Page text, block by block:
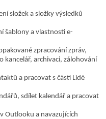
složek a složky výsledků
šablony a vlastnosti e-
zpracování zpráv,
archivaci, zálohování
a pracovat s částí Lidé
sdílet kalendář a pracovat
Outlooku a navazujících